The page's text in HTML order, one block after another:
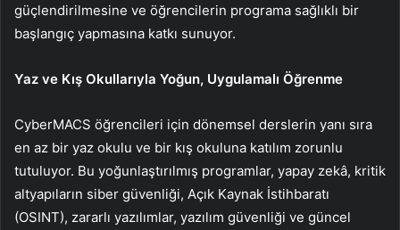
güçlendirilmesine ve öğrencilerin programa sağlıklı bir
başlangıç yapmasına katkı sunuyor.
Yaz ve Kış Okullarıyla Yoğun, Uygulamalı Öğrenme
CyberMACS öğrencileri için dönemsel derslerin yanı sıra
en az bir yaz okulu ve bir kış okuluna katılım zorunlu
tutuluyor. Bu yoğunlaştırılmış programlar, yapay zekâ, kritik
altyapıların siber güvenliği, Açık Kaynak İstihbaratı
(OSINT), zararlı yazılımlar, yazılım güvenliği ve güncel